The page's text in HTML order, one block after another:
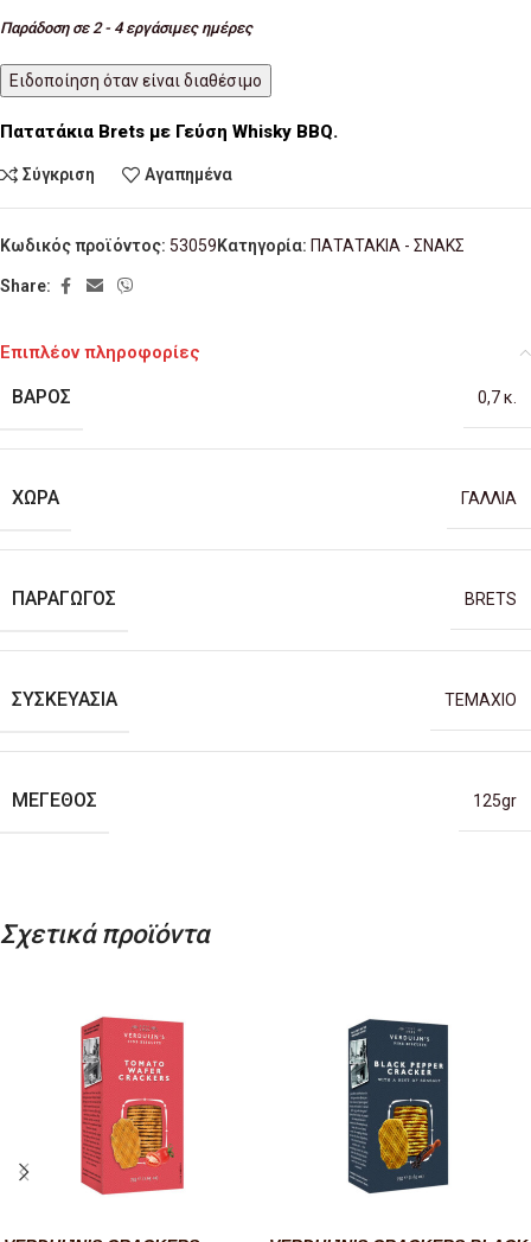
Παράδοση σε 2 - 4 εργάσιμες ημέρες
Ειδοποίηση όταν είναι διαθέσιμο
Πατατάκια Brets με Γεύση Whisky BBQ.
Σύγκριση Αγαπημένα
Κωδικός προϊόντος: 53059Κατηγορία: ΠΑΤΑΤΑΚΙΑ - ΣΝΑΚΣ
Share:
Επιπλέον πληροφορίες
ΒΆΡΟΣ 0,7 κ.
ΧΏΡΑ ΓΑΛΛΙΑ
ΠΑΡΑΓΩΓΌΣ BRETS
ΣΥΣΚΕΥΑΣΊΑ TEMAXIO
ΜΈΓΕΘΟΣ 125gr
Σχετικά προϊόντα